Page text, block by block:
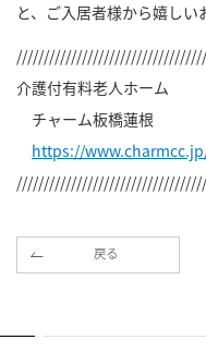
と、ご入居者様から嬉しい
介護付有料老人ホーム
チャーム板橋蓮根
https://
戻る